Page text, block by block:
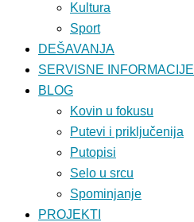
Kultura
Sport
DEŠAVANJA
SERVISNE INFORMACIJE
BLOG
Kovin u fokusu
Putevi i priključenija
Putopisi
Selo u srcu
Spominjanje
PROJEKTI